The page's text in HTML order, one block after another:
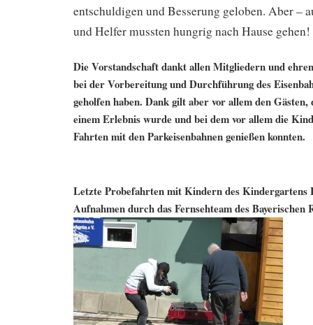
entschuldigen und Besserung geloben. Aber –
und Helfer mussten hungrig nach Hause gehen!
Die Vorstandschaft dankt allen Mitgliedern und
bei der Vorbereitung und Durchführung des
geholfen haben. Dank gilt aber vor allem den
einem Erlebnis wurde und bei dem vor allem die
Fahrten mit den Parkeisenbahnen genießen konnten.
Letzte Probefahrten mit Kindern des Kindergartens
Aufnahmen durch das Fernsehteam des Bayerischen